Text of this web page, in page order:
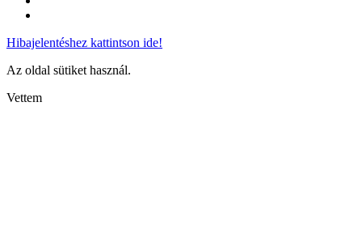
Hibajelentéshez kattintson ide!
Az oldal sütiket használ.
Vettem